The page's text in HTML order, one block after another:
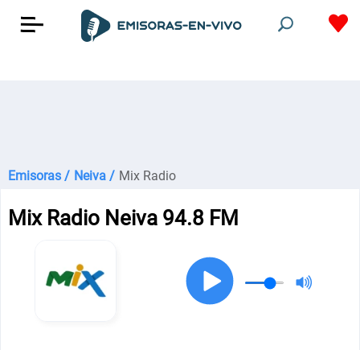
Emisoras / Neiva / Mix Radio
Mix Radio Neiva 94.8 FM